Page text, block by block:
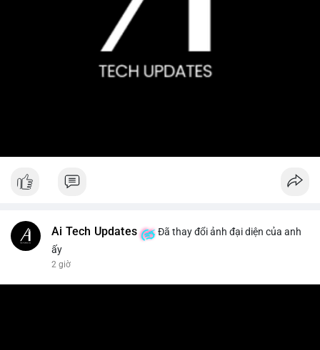
Ai Tech Updates
Đã thay đổi ảnh đại diện của anh
ấy
2 giờ